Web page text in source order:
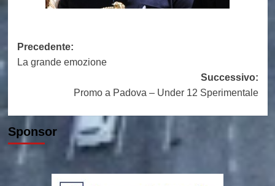
Navigazione
articolo
Precedente:
La grande emozione
Successivo:
Promo a Padova – Under 12 Sperimentale
Sponsor